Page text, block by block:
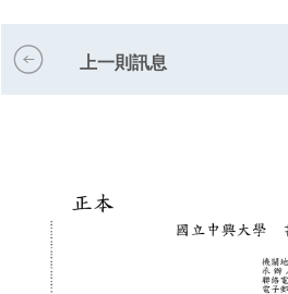
上一則訊息